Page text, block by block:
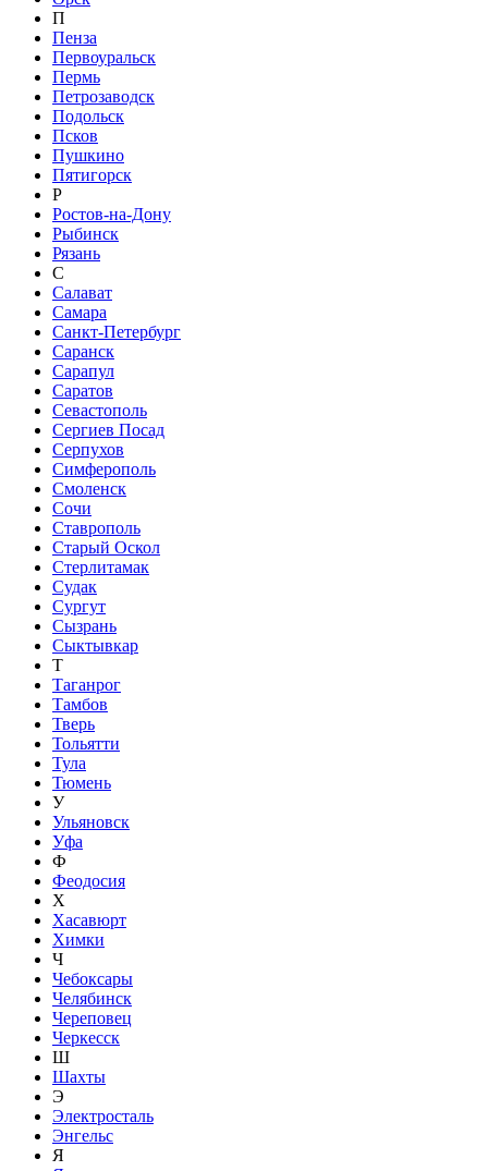
П
Пенза
Первоуральск
Пермь
Петрозаводск
Подольск
Псков
Пушкино
Пятигорск
Р
Ростов-на-Дону
Рыбинск
Рязань
С
Салават
Самара
Санкт-Петербург
Саранск
Сарапул
Саратов
Севастополь
Сергиев Посад
Серпухов
Симферополь
Смоленск
Сочи
Ставрополь
Старый Оскол
Стерлитамак
Судак
Сургут
Сызрань
Сыктывкар
Т
Таганрог
Тамбов
Тверь
Тольятти
Тула
Тюмень
У
Ульяновск
Уфа
Ф
Феодосия
Х
Хасавюрт
Химки
Ч
Чебоксары
Челябинск
Череповец
Черкесск
Ш
Шахты
Э
Электросталь
Энгельс
Я